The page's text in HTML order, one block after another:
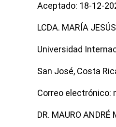
Aceptado: 18-12-
LCDA. MARÍA
Universidad
San José, Costa
Correo electrónico:
DR. MAURO ANDRÉ